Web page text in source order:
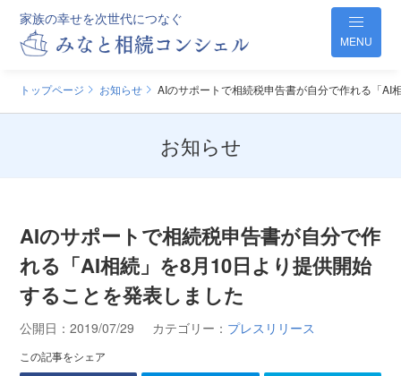
家族の幸せを次世代につなぐ
MENU
トップページ お知らせ AIのサポートで相続税申告書が自分で作れる「
お知らせ
AIのサポートで相続税申告書が自分で作
れる「AI相続」を8月10日より提供開始
することを発表しました
公開日：2019/07/29 カテゴリー： プレスリリース
この記事をシェア